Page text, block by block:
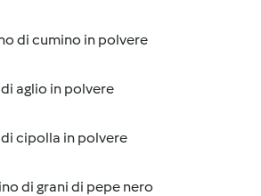
di cumino in polvere
aglio in polvere
cipolla in polvere
di grani di pepe nero